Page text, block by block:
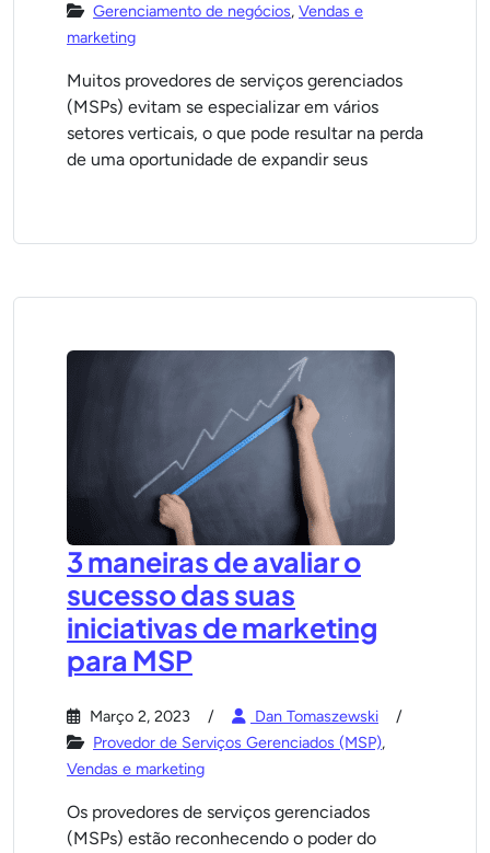
Gerenciamento de negócios, Vendas e
marketing
Muitos provedores de serviços gerenciados
(MSPs) evitam se especializar em vários
setores verticais, o que pode resultar na perda
de uma oportunidade de expandir seus
3 maneiras de avaliar o
sucesso das suas
iniciativas de marketing
para MSP
Março 2, 2023
Dan Tomaszewski
Provedor de Serviços Gerenciados (MSP),
Vendas e marketing
Os provedores de serviços gerenciados
(MSPs) estão reconhecendo o poder do